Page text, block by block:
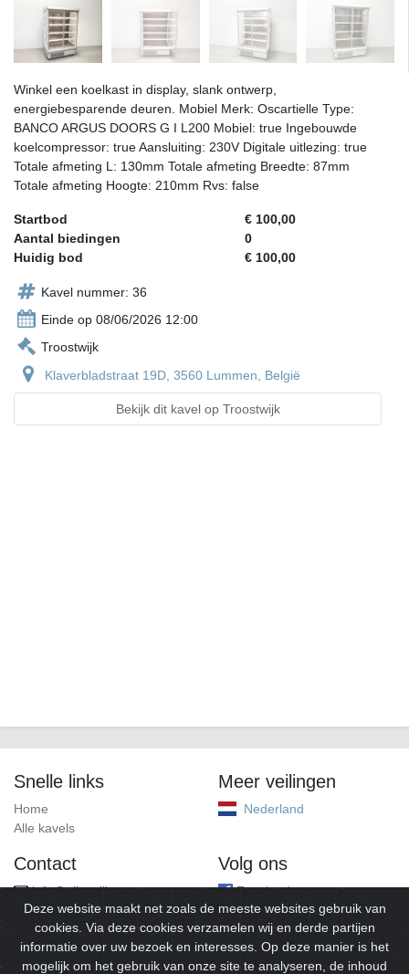
Winkel een koelkast in display, slank ontwerp,
energiebesparende deuren. Mobiel Merk: Oscartielle Type:
BANCO ARGUS DOORS G I L200 Mobiel: true Ingebouwde
koelcompressor: true Aansluiting: 230V Digitale uitlezing: true
Totale afmeting L: 130mm Totale afmeting Breedte: 87mm
Totale afmeting Hoogte: 210mm Rvs: false
Startbod
€ 100,00
Aantal biedingen
0
Huidig bod
€ 100,00
Kavel nummer: 36
Einde op 08/06/2026 12:00
Troostwijk
Klaverbladstraat 19D, 3560 Lummen, België
Bekijk dit kavel op Troostwijk
Snelle links
Home
Alle kavels
Meer veilingen
Nederland
Contact
info@alleveilingen.net
Volg ons
Facebook
Deze website maakt net zoals de meeste websites gebruik van
cookies. Via deze cookies verzamelen wij en derde partijen
informatie over uw bezoek en interesses. Op deze manier is het
mogelijk om het gebruik van onze site te analyseren, de inhoud